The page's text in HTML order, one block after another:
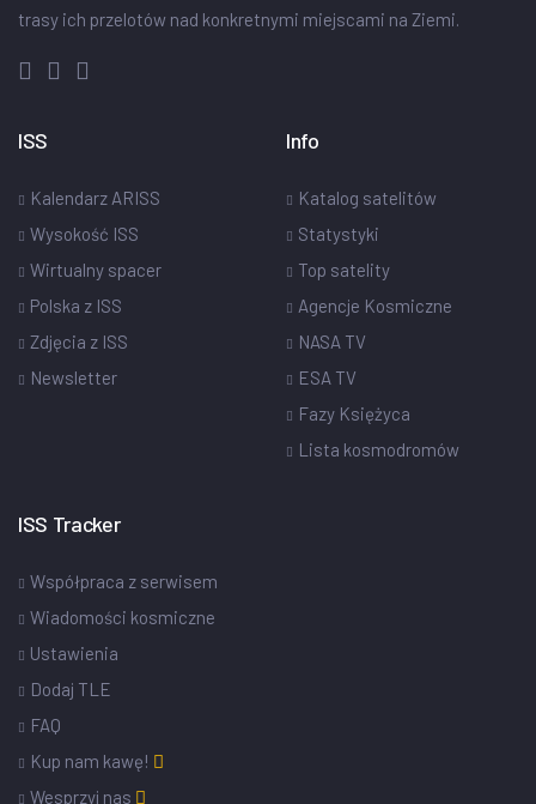
trasy ich przelotów nad konkretnymi miejscami na Ziemi.
ISS
Kalendarz ARISS
Wysokość ISS
Wirtualny spacer
Polska z ISS
Zdjęcia z ISS
Newsletter
Info
Katalog satelitów
Statystyki
Top satelity
Agencje Kosmiczne
NASA TV
ESA TV
Fazy Księżyca
Lista kosmodromów
ISS Tracker
Współpraca z serwisem
Wiadomości kosmiczne
Ustawienia
Dodaj TLE
FAQ
Kup nam kawę!
Wesprzyj nas